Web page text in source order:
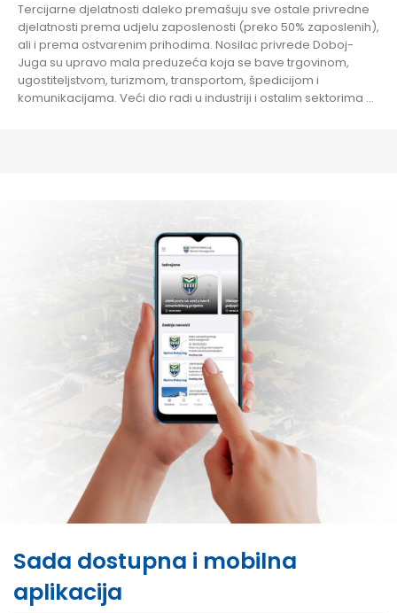
Tercijarne djelatnosti daleko premašuju sve ostale privredne
djelatnosti prema udjelu zaposlenosti (preko 50% zaposlenih),
ali i prema ostvarenim prihodima. Nosilac privrede Doboj-
Juga su upravo mala preduzeća koja se bave trgovinom,
ugostiteljstvom, turizmom, transportom, špedicijom i
komunikacijama. Veći dio radi u industriji i ostalim sektorima …
Sada dostupna i mobilna
aplikacija